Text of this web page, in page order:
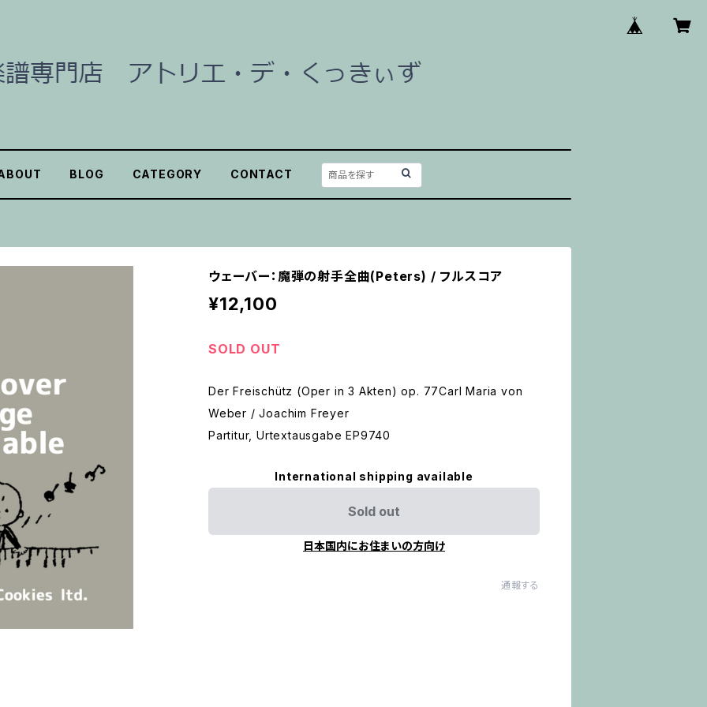
BLOG CATEGORY CONTACT
ウェーバー：魔弾の射手全曲(Peters) / フルスコア
¥12,100
SOLD OUT
Der Freischütz (Oper in 3 Akten) op. 77Carl Maria von
Weber / Joachim Freyer
Partitur, Urtextausgabe EP9740
International shipping available
Sold out
日本国内にお住まいの方向け
通報する